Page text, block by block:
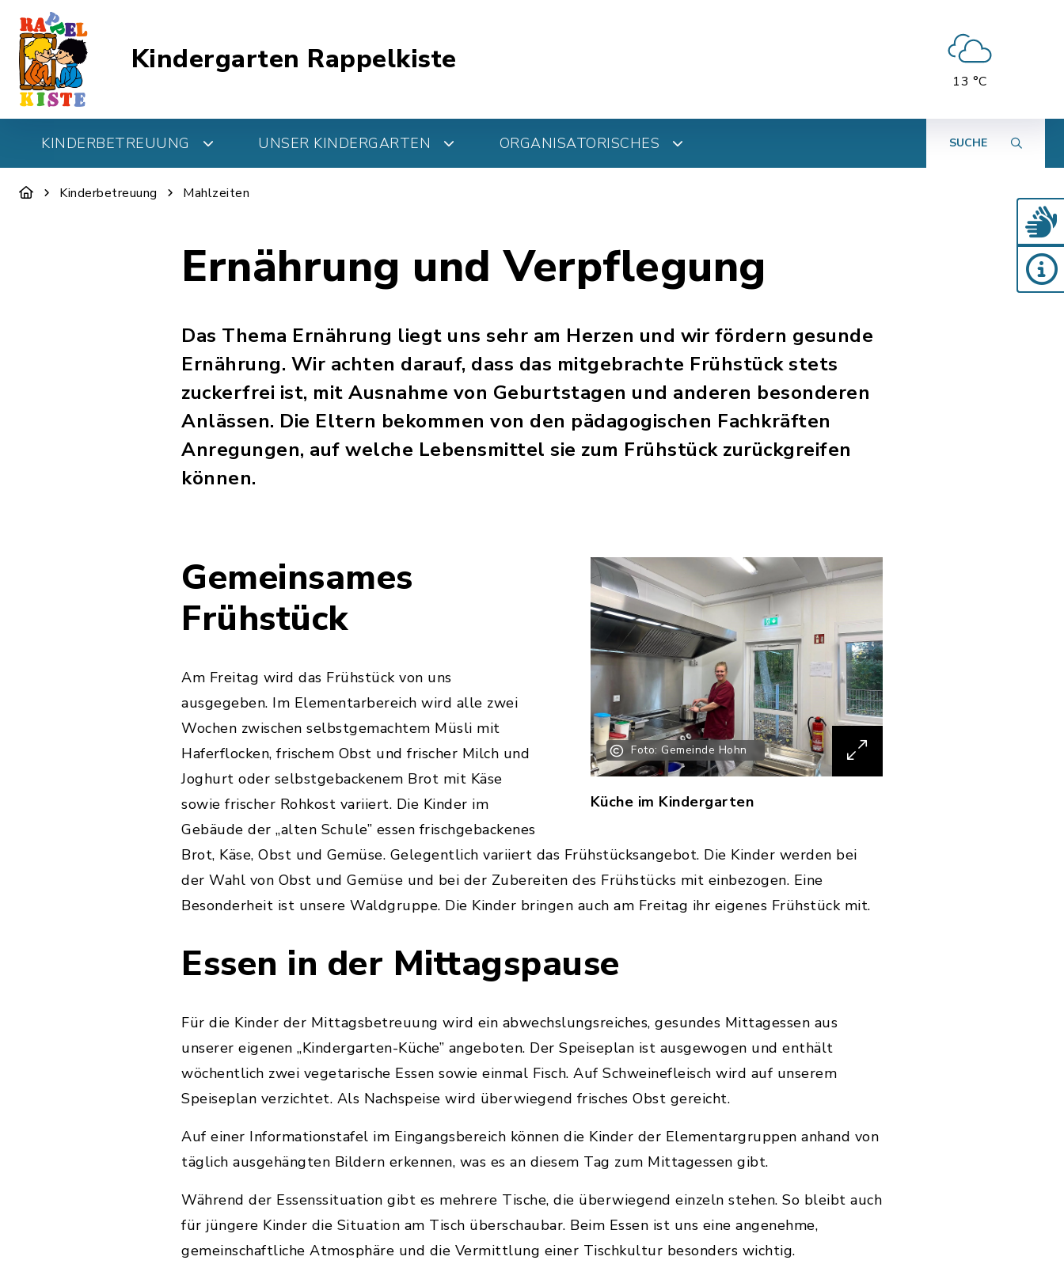
Kindergarten Rappelkiste
13 °C
KINDERBETREUUNG UNSER KINDERGARTEN ORGANISATORISCHES SUCHE
Kinderbetreuung Mahlzeiten
Ernährung und Verpflegung
Das Thema Ernährung liegt uns sehr am Herzen und wir fördern gesunde
Ernährung. Wir achten darauf, dass das mitgebrachte Frühstück stets
zuckerfrei ist, mit Ausnahme von Geburtstagen und anderen besonderen
Anlässen. Die Eltern bekommen von den pädagogischen Fachkräften
Anregungen, auf welche Lebensmittel sie zum Frühstück zurückgreifen
können.
Foto: Gemeinde Hohn
Küche im Kindergarten
Gemeinsames
Frühstück
Am Freitag wird das Frühstück von uns
ausgegeben. Im Elementarbereich wird alle zwei
Wochen zwischen selbstgemachtem Müsli mit
Haferflocken, frischem Obst und frischer Milch und
Joghurt oder selbstgebackenem Brot mit Käse
sowie frischer Rohkost variiert. Die Kinder im
Gebäude der „alten Schule” essen frischgebackenes
Brot, Käse, Obst und Gemüse. Gelegentlich variiert das Frühstücksangebot. Die Kinder werden bei
der Wahl von Obst und Gemüse und bei der Zubereiten des Frühstücks mit einbezogen. Eine
Besonderheit ist unsere Waldgruppe. Die Kinder bringen auch am Freitag ihr eigenes Frühstück mit.
Essen in der Mittagspause
Für die Kinder der Mittagsbetreuung wird ein abwechslungsreiches, gesundes Mittagessen aus
unserer eigenen „Kindergarten-Küche” angeboten. Der Speiseplan ist ausgewogen und enthält
wöchentlich zwei vegetarische Essen sowie einmal Fisch. Auf Schweinefleisch wird auf unserem
Speiseplan verzichtet. Als Nachspeise wird überwiegend frisches Obst gereicht.
Auf einer Informationstafel im Eingangsbereich können die Kinder der Elementargruppen anhand von
täglich ausgehängten Bildern erkennen, was es an diesem Tag zum Mittagessen gibt.
Während der Essenssituation gibt es mehrere Tische, die überwiegend einzeln stehen. So bleibt auch
für jüngere Kinder die Situation am Tisch überschaubar. Beim Essen ist uns eine angenehme,
gemeinschaftliche Atmosphäre und die Vermittlung einer Tischkultur besonders wichtig.